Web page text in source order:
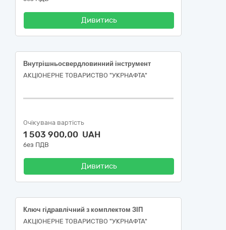
Дивитись
Внутрішньосвердловинний інструмент
АКЦІОНЕРНЕ ТОВАРИСТВО "УКPНAФТА"
Очікувана вартість
1 503 900,00 UAH
без ПДВ
Дивитись
Ключ гідравлічний з комплектом ЗІП
АКЦІОНЕРНЕ ТОВАРИСТВО "УКPНAФТА"